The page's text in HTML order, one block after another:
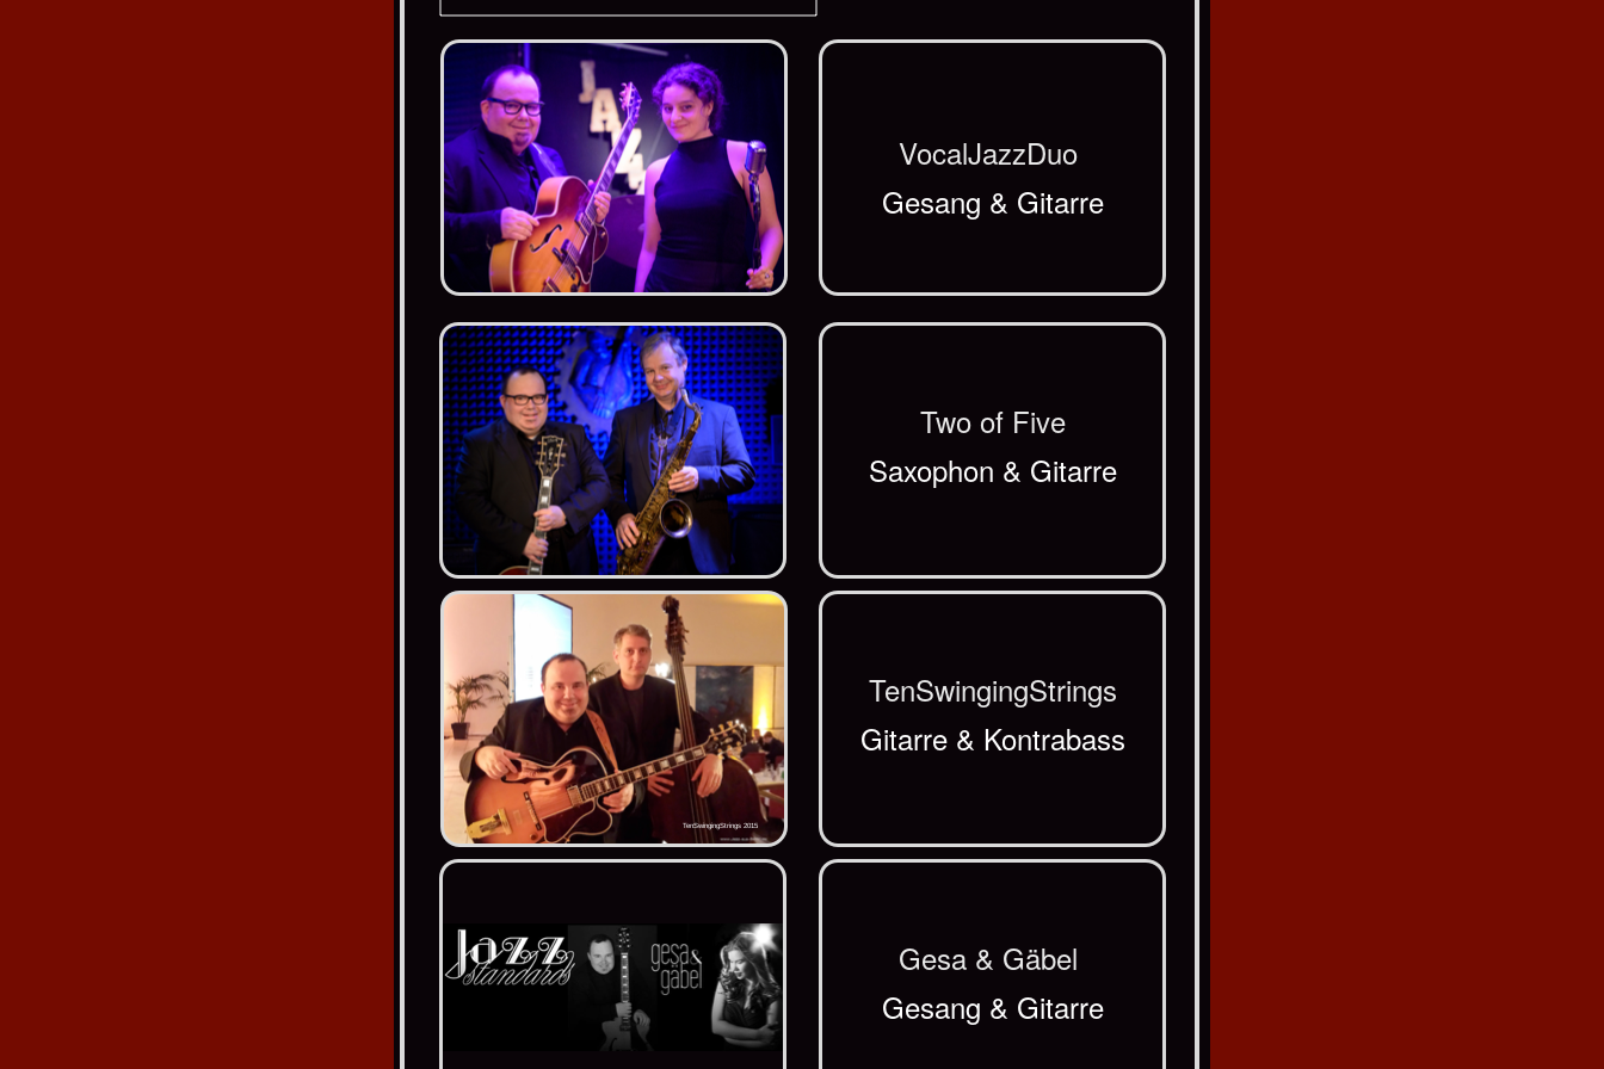
VocalJazzDuo
Gesang & Gitarre
TenSwingingStrings
Gitarre & Kontrabass
Two of Five
Saxophon & Gitarre
Gesa & Gäbel
Gesang & Gitarre
TenSwingingStrings 2015